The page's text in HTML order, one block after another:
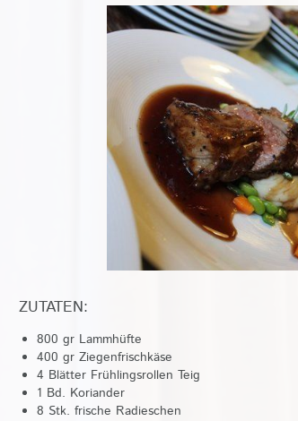
ZUTATEN:
800 gr Lammhüfte
400 gr Ziegenfrischkäse
4 Blätter Frühlingsrollen Teig
1 Bd. Koriander
8 Stk. frische Radieschen